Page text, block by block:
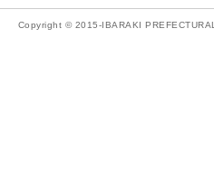
Copyright © 2015-IBARAKI